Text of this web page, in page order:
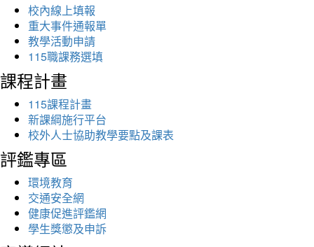
校內線上填報
重大事件通報單
教學活動申請
115職課務選填
課程計畫
115課程計畫
新課綱施行平台
校外人士協助教學要點及課表
評鑑專區
環境教育
交通安全網
健康促進評鑑網
學生獎懲及申訴